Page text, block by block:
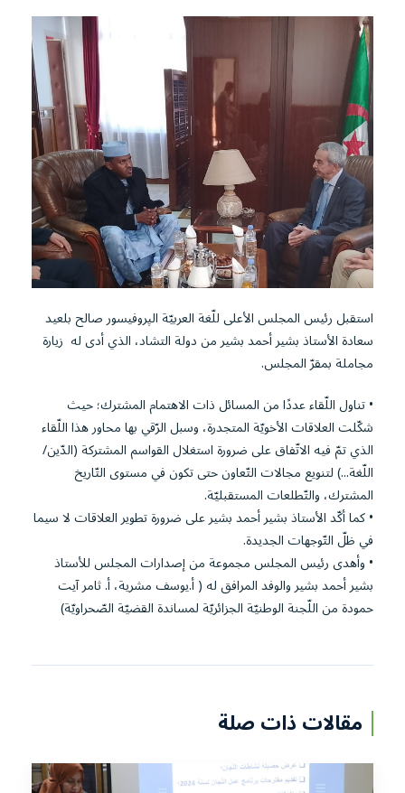
استقبل رئيس المجلس الأعلى للّغة العربيّة الپروفيسور صالح بلعيد
سعادة الأستاذ بشير أحمد بشير من دولة التشاد، الذي أدى له زيارة
مجاملة بمقرّ المجلس.
• تناول اللّقاء عددًا من المسائل ذات الاهتمام المشترك؛ حيث
شكّلت العلاقات الأخويّة المتجدرة، وسبل الرّقي بها محاور هذا اللّقاء
الذي تمّ فيه الاتّفاق على ضرورة استغلال القواسم المشتركة (الدّين/
اللّغة...) لتنويع مجالات التّعاون حتى تكون في مستوى التّاريخ
المشترك، والتّطلعات المستقبليّة.
• كما أكّد الأستاذ بشير أحمد بشير على ضرورة تطوير العلاقات لا سيما
في ظلّ التّوجهات الجديدة.
• وأهدى رئيس المجلس مجموعة من إصدارات المجلس للأستاذ
بشير أحمد بشير والوفد المرافق له ( أ.يوسف مشرية، أ. ثامر آيت
حمودة من اللّجنة الوطنيّة الجزائريّة لمساندة القضيّة الصّحراويّة)
مقالات ذات صلة